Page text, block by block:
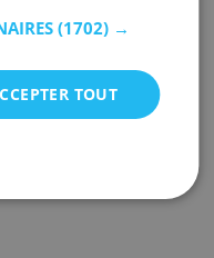
(1702) →
TOUT